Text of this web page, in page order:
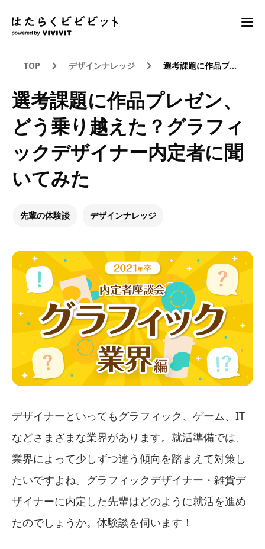
TOP デザインナレッジ 選考課題に作品プレゼン、どう乗り越えた？グラフィックデザイナー内定者に聞いてみた
選考課題に作品プレゼン、
どう乗り越えた？グラフィ
ックデザイナー内定者に聞
いてみた
先輩の体験談 デザインナレッジ
デザイナーといってもグラフィック、ゲーム、IT
などさまざまな業界があります。就活準備では、
業界によって少しずつ違う傾向を踏まえて対策し
たいですよね。グラフィックデザイナー・雑貨デ
ザイナーに内定した先輩はどのように就活を進め
たのでしょうか。体験談を伺います！